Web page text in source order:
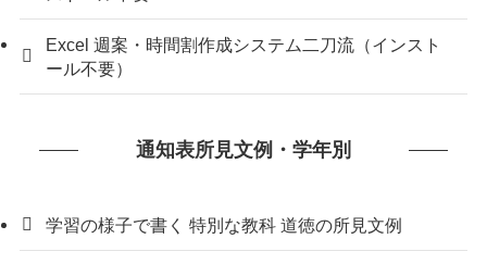
Excel 週案・時間割作成システム二刀流（インスト
ール不要）
通知表所見文例・学年別
学習の様子で書く 特別な教科 道徳の所見文例